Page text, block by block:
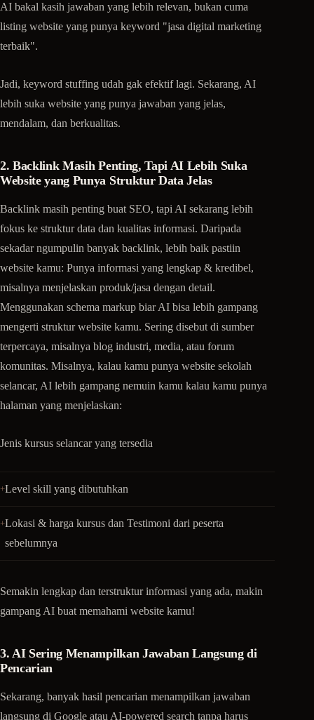
AI bakal kasih jawaban yang lebih relevan, bukan cuma
listing website yang punya keyword "jasa digital marketing
terbaik".
Jadi, keyword stuffing udah gak efektif lagi. Sekarang, AI
lebih suka website yang punya jawaban yang jelas,
mendalam, dan berkualitas.
2. Backlink Masih Penting, Tapi AI Lebih Suka
Website yang Punya Struktur Data Jelas
Backlink masih penting buat SEO, tapi AI sekarang lebih
fokus ke struktur data dan kualitas informasi. Daripada
sekadar ngumpulin banyak backlink, lebih baik pastiin
website kamu: Punya informasi yang lengkap & kredibel,
misalnya menjelaskan produk/jasa dengan detail.
Menggunakan schema markup biar AI bisa lebih gampang
mengerti struktur website kamu. Sering disebut di sumber
terpercaya, misalnya blog industri, media, atau forum
komunitas. Misalnya, kalau kamu punya website sekolah
selancar, AI lebih gampang nemuin kamu kalau kamu punya
halaman yang menjelaskan:
Jenis kursus selancar yang tersedia
Level skill yang dibutuhkan
Lokasi & harga kursus dan Testimoni dari peserta
sebelumnya
Semakin lengkap dan terstruktur informasi yang ada, makin
gampang AI buat memahami website kamu!
3. AI Sering Menampilkan Jawaban Langsung di
Pencarian
Sekarang, banyak hasil pencarian menampilkan jawaban
langsung di Google atau AI-powered search tanpa harus